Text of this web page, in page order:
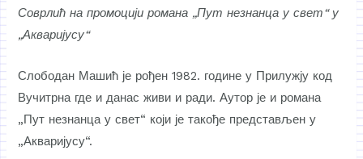
Соврлић на промоцији романа „Пут незнанца у свет“ у
„Акваријусу“
Слободан Машић је рођен 1982. године у Прилужју код
Вучитрна где и данас живи и ради. Аутор је и романа
„Пут незнанца у свет“ који је такође представљен у
„Акваријусу“.